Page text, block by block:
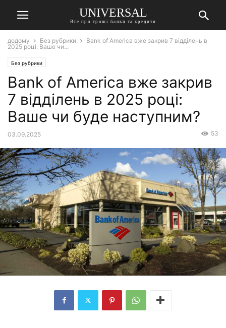
UNIVERSAL
Все про гроші банки та кредити
додому Без рубрики
Bank of America вже закрив 7 відділень в
2025 році: Ваше чи...
Без рубрики
Bank of America вже закрив
7 відділень в 2025 році:
Ваше чи буде наступним?
03.09.2025 53